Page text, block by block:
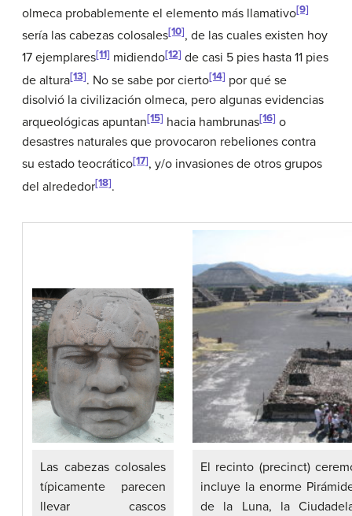
olmeca probablemente el elemento más llamativo[9]
sería las cabezas colosales[10], de las cuales existen hoy
17 ejemplares[11] midiendo[12] de casi 5 pies hasta 11 pies
de altura[13]. No se sabe por cierto[14] por qué se
disolvió la civilización olmeca, pero algunas evidencias
arqueológicas apuntan[15] hacia hambrunas[16] o
desastres naturales que provocaron rebeliones contra
su estado teocrático[17], y/o invasiones de otros grupos
del alrededor[18].
Las cabezas colosales
típicamente parecen
llevar cascos
El recinto (precinct)
incluye la enorme
de la Luna, la